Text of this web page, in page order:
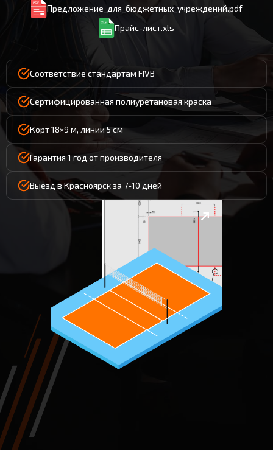
Предложение_для_бюджетных_учреждений.pdf
Прайс-лист.xls
Соответствие стандартам FIVB
Сертифицированная полиуретановая краска
Корт 18×9 м, линии 5 см
Гарантия 1 год от производителя
Выезд в Красноярск за 7-10 дней